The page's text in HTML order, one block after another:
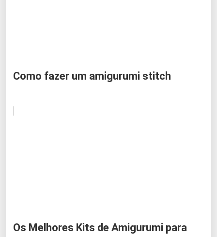
Como fazer um amigurumi stitch
Os Melhores Kits de Amigurumi para